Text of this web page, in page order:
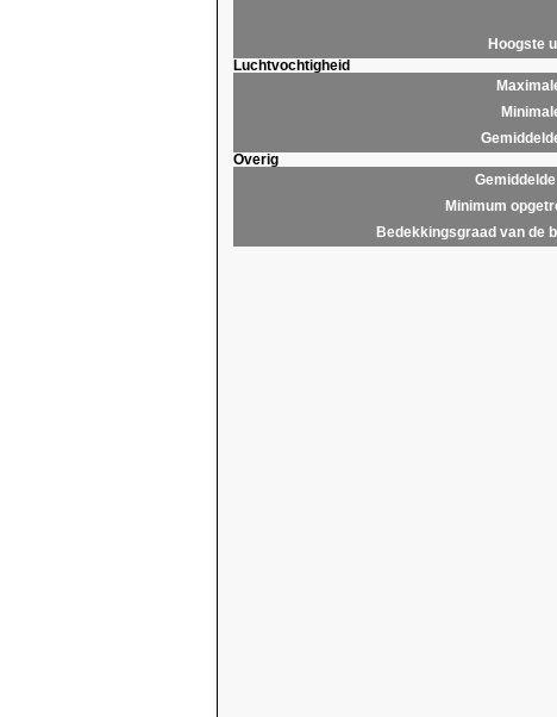
Hoogste
Luchtvochtigheid
Overig
Minimum
Bedekkingsgraad van de